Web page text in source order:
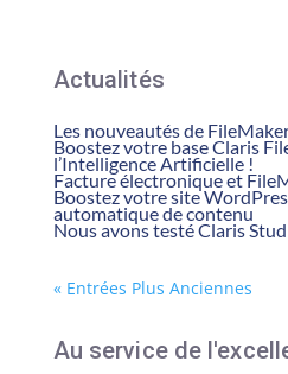
Actualités
Les nouveautés de
Boostez votre base Claris
l’Intelligence Artificielle !
Facture électronique et
Boostez votre site
automatique de contenu
Nous avons testé Claris
« Entrées Plus Anciennes
Au service de